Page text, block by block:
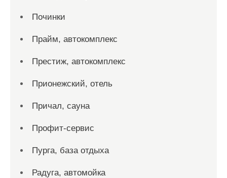
Починки
Прайм, автокомплекс
Престиж, автокомплекс
Прионежский, отель
Причал, сауна
Профит-сервис
Пурга, база отдыха
Радуга, автомойка